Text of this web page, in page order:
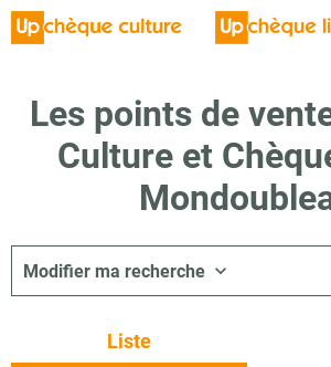
Les points de
Culture et
Modifier ma recherche
Liste